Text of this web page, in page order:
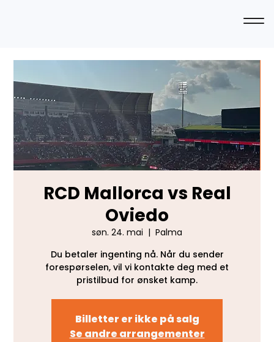
RCD Mallorca vs Real
Oviedo
søn. 24. mai
  |
Palma
Du betaler ingenting nå. Når du sender
forespørselen, vil vi kontakte deg med et
pristilbud for ønsket kamp.
Billetter er ikke på salg
Se andre arrangementer